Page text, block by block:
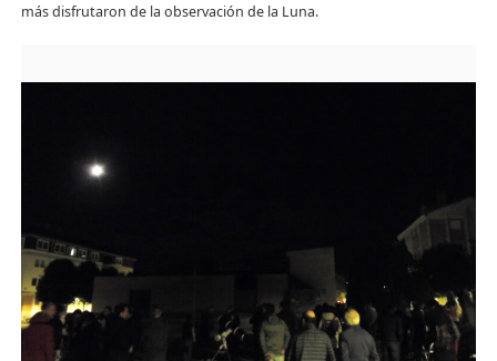
más disfrutaron de la observación de la Luna.